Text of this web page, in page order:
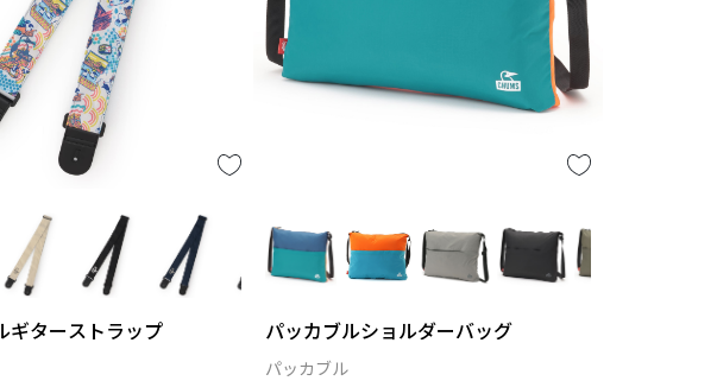
ギターストラップ パッカブルショルダーバッグ
パッカブル